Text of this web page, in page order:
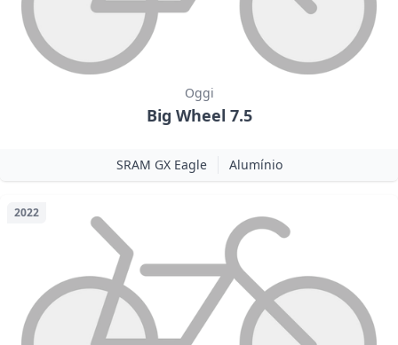
Oggi
Big Wheel 7.5
SRAM GX Eagle Alumínio
2022